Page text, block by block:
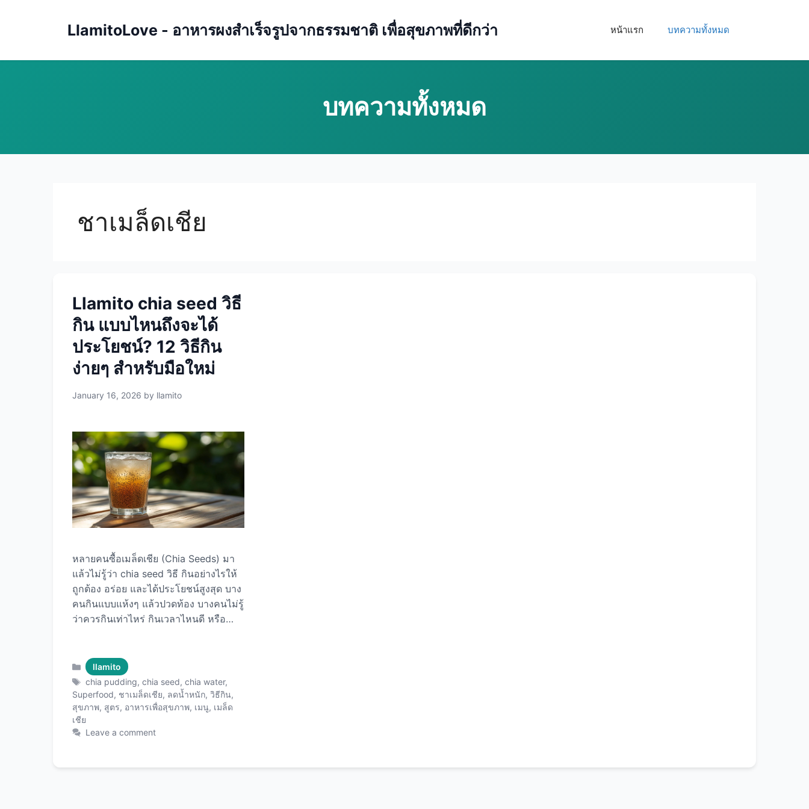
LlamitoLove - อาหารผงสำเร็จรูปจากธรรมชาติ เพื่อสุขภาพที่ดีกว่า หน้าแรก บทความทั้งหมด
ชาเมล็ดเชีย
Llamito chia seed วิธี
กิน แบบไหนถึงจะได้
ประโยชน์? 12 วิธีกิน
ง่ายๆ สำหรับมือใหม่
January 16, 2026 by llamito
หลายคนซื้อเมล็ดเชีย (Chia Seeds) มา
แล้วไม่รู้ว่า chia seed วิธี กินอย่างไรให้
ถูกต้อง อร่อย และได้ประโยชน์สูงสุด บาง
คนกินแบบแห้งๆ แล้วปวดท้อง บางคนไม่รู้
ว่าควรกินเท่าไหร่ กินเวลาไหนดี หรือทำ
พื้นฐานสำหรับมือใหม่ไปจนถึงสูตรเมนู
สร้างสรรค์ที่อร่อยและดีต่อสุขภาพ พร้อม
เคล็ดลับการใช้ Chia Seeds คุณภาพ
พรีเมียม ให้คุ้มค่าและได้ประโยชน์เต็มที่
ทุกเม็ด! สิ่งที่ต้องรู้ก่อนเริ่มกินเมล็ดเชีย
ปริมาณที่เหมาะสมคือเท่าไหร่? ก่อนอื่น
และประโยชน์สูงสุด: กลุ่มคน ปริมาณ
Categories
llamito
Tags
chia pudding,chia seed,chia water,
Superfood, ชาเมล็ดเชีย, ลดน้ำหนัก, วิธีกิน,
สุขภาพ, สูตร, อาหารเพื่อสุขภาพ, เมนู, เมล็ด
เชีย
Leave a comment